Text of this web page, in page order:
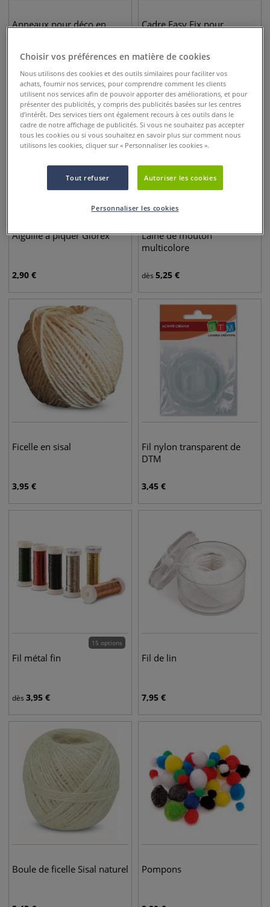
Anneaux pour déco en
1,55€
Cadre Easy Fix pour
57,50 €
Aiguille à piquer Glorex
2,90 €
Laine de mouton
multicolore
dès 5,25 €
Ficelle en sisal
3,95 €
Fil nylon transparent de
DTM
3,45 €
15 options
Fil métal fin
dès 3,95 €
Fil de lin
7,95 €
Boule de ficelle Sisal naturel Pompons
Choisir vos préférences en matière de cookies
Nous utilisons des cookies et des outils similaires pour faciliter vos
achats, fournir nos services, pour comprendre comment les clients
utilisent nos services afin de pouvoir apporter des améliorations, et pour
présenter des publicités, y compris des publicités basées sur les centres
d’intérêt. Des services tiers ont également recours à ces outils dans le
cadre de notre affichage de publicités. Si vous ne souhaitez pas accepter
tous les cookies ou si vous souhaitez en savoir plus sur comment nous
utilisons les cookies, cliquer sur « Personnaliser les cookies ».
Tout refuser Autoriser les cookies
Personnaliser les cookies